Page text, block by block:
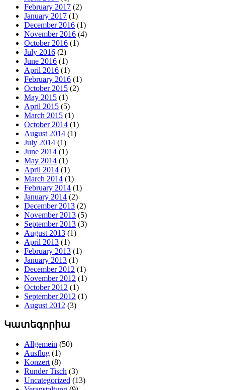
February 2017 (2)
January 2017 (1)
December 2016 (1)
November 2016 (4)
October 2016 (1)
July 2016 (2)
June 2016 (1)
April 2016 (1)
February 2016 (1)
October 2015 (2)
May 2015 (1)
April 2015 (5)
March 2015 (1)
October 2014 (1)
August 2014 (1)
July 2014 (1)
June 2014 (1)
May 2014 (1)
April 2014 (1)
March 2014 (1)
February 2014 (1)
January 2014 (2)
December 2013 (2)
November 2013 (5)
September 2013 (3)
August 2013 (1)
April 2013 (1)
February 2013 (1)
January 2013 (1)
December 2012 (1)
November 2012 (1)
October 2012 (1)
September 2012 (1)
August 2012 (3)
Կատեգորիա
Allgemein (50)
Ausflug (1)
Konzert (8)
Runder Tisch (3)
Uncategorized (13)